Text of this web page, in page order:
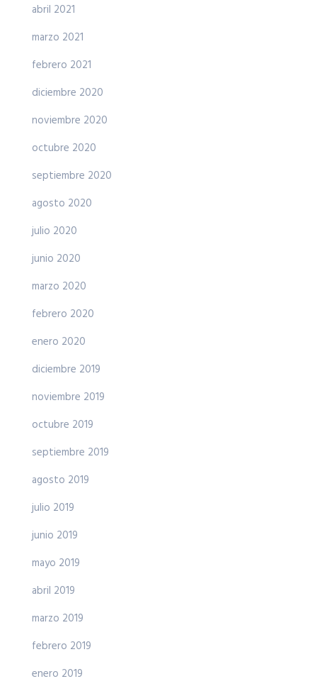
abril 2021
marzo 2021
febrero 2021
diciembre 2020
noviembre 2020
octubre 2020
septiembre 2020
agosto 2020
julio 2020
junio 2020
marzo 2020
febrero 2020
enero 2020
diciembre 2019
noviembre 2019
octubre 2019
septiembre 2019
agosto 2019
julio 2019
junio 2019
mayo 2019
abril 2019
marzo 2019
febrero 2019
enero 2019